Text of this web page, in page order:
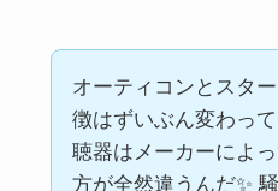
オーティコンとスタ
徴はずいぶん変わっ
聴器はメーカーによ
方が全然違うんだ✨